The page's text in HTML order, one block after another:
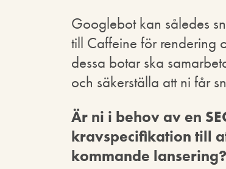
Googlebot kan således
till Caffeine för rendering
dessa botar ska
och säkerställa att ni får
Är ni i behov av en
kravspecifikation till
kommande